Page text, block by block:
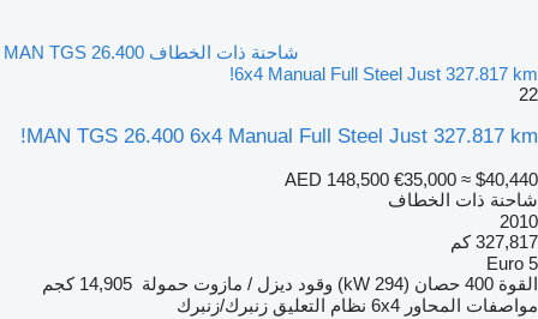
شاحنة ذات الخطاف MAN TGS 26.400
6x4 Manual Full Steel Just 327.817 km!
22
MAN TGS 26.400 6x4 Manual Full Steel Just 327.817 km!
AED 148,500 €35,000 ≈ $40,440
شاحنة ذات الخطاف
2010
327,817 كم
Euro 5
القوة 400 حصان (294 kW) وقود ديزل / مازوت حمولة 14,905 كجم
مواصفات المحاور 6x4 نظام التعليق زنبرك/زنبرك